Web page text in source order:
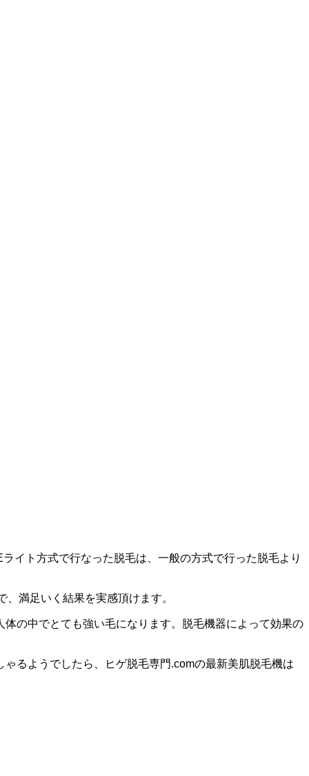
イト方式で行なった脱毛は、一般の方式で行った脱毛より
満足いく結果を実感頂けます。
体の中でとても強い毛になります。脱毛機器によって効果の
るようでしたら、ヒゲ脱毛専門.comの最新美肌脱毛機は